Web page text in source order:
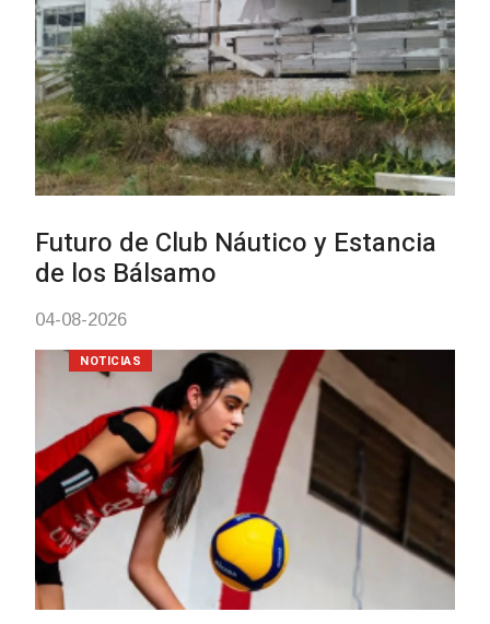
Turismo accesible para
mayores
Actualización sobre la agenda
vacunación contra el
meningococo
03-08-2026
UTE hizo llamado laboral para
personas en situación de
discapacidad
NOTICIAS